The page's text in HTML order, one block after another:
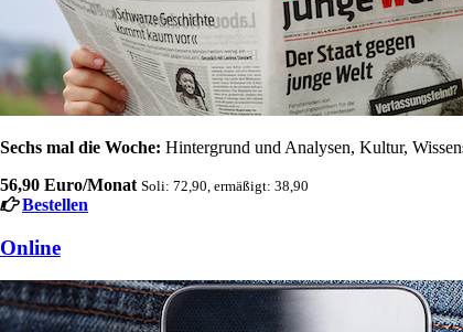
Sechs mal die Woche: Hintergrund und Analysen, Kultur,
56,90 Euro/Monat Soli: 72,90, ermäßigt: 38,90
Bestellen
Online